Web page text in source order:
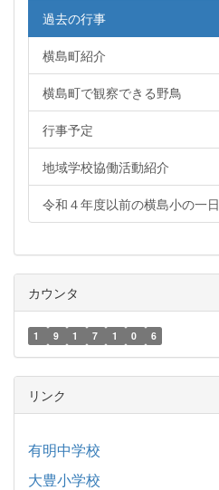
過去の行事
横島町紹介
横島町で観察できる野鳥
行事予定
地域学校協働活動紹介
令和４年度以前の横島小の一日
カウンタ
1 9 1 7 1 0 6
リンク
有明中学校
大豊小学校